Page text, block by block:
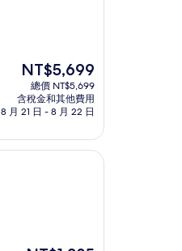
現
在
價
格
NT$5,699
NT$5,699
總價 NT$5,699
含稅金和其他費用
8 月 21 日 - 8 月 22 日